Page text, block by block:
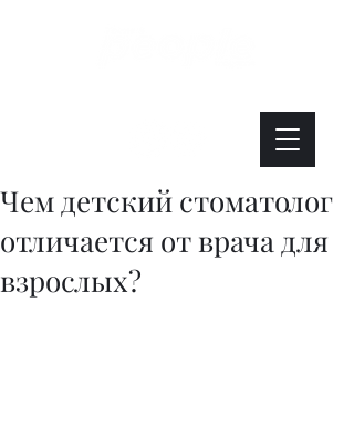
Чем детский стоматолог
отличается от врача для
взрослых?